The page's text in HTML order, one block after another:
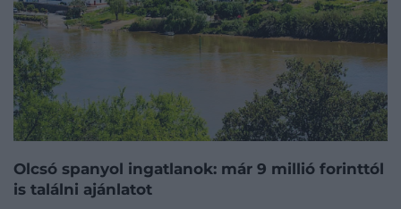
Olcsó spanyol ingatlanok: már 9 millió forinttól
is találni ajánlatot